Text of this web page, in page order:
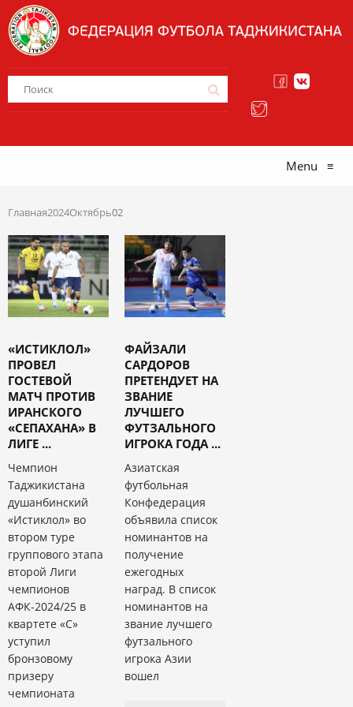
Menu ≡
Главная2024Октябрь02
«ИСТИКЛОЛ»
ПРОВЕЛ
ГОСТЕВОЙ
МАТЧ ПРОТИВ
ИРАНСКОГО
«СЕПАХАНА» В
ЛИГЕ ...
Чемпион
Таджикистана
душанбинский
«Истиклол» во
втором туре
группового этапа
второй Лиги
чемпионов
АФК-2024/25 в
квартете «С»
уступил
бронзовому
призеру
чемпионата
ФАЙЗАЛИ
САРДОРОВ
ПРЕТЕНДУЕТ НА
ЗВАНИЕ
ЛУЧШЕГО
ФУТЗАЛЬНОГО
ИГРОКА ГОДА ...
Азиатская
футбольная
Конфедерация
объявила список
номинантов на
получение
ежегодных
наград. В список
номинантов на
звание лучшего
футзального
игрока Азии
вошел